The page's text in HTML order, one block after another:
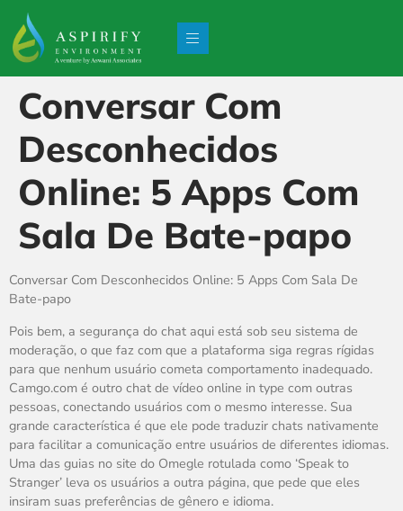
Conversar Com
Desconhecidos
Online: 5 Apps Com
Sala De Bate-papo
Conversar Com Desconhecidos Online: 5 Apps Com Sala De
Bate-papo
Pois bem, a segurança do chat aqui está sob seu sistema de
moderação, o que faz com que a plataforma siga regras rígidas
para que nenhum usuário cometa comportamento inadequado.
Camgo.com é outro chat de vídeo online in type com outras
pessoas, conectando usuários com o mesmo interesse. Sua
grande característica é que ele pode traduzir chats nativamente
para facilitar a comunicação entre usuários de diferentes idiomas.
Uma das guias no site do Omegle rotulada como ‘Speak to
Stranger’ leva os usuários a outra página, que pede que eles
insiram suas preferências de gênero e idioma.